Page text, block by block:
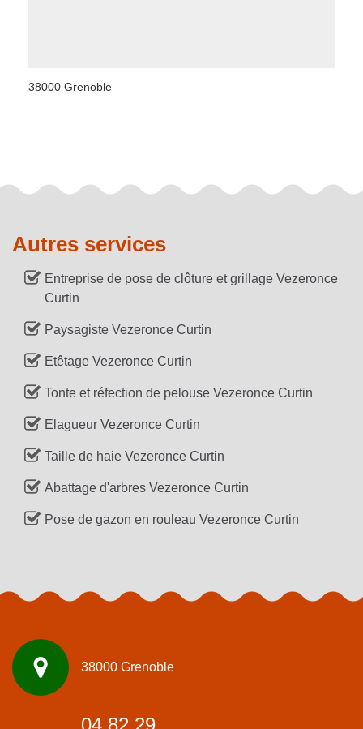
38000 Grenoble
Autres services
Entreprise de pose de clôture et grillage Vezeronce
Curtin
Paysagiste Vezeronce Curtin
Etêtage Vezeronce Curtin
Tonte et réfection de pelouse Vezeronce Curtin
Elagueur Vezeronce Curtin
Taille de haie Vezeronce Curtin
Abattage d'arbres Vezeronce Curtin
Pose de gazon en rouleau Vezeronce Curtin
38000 Grenoble
04 82 29